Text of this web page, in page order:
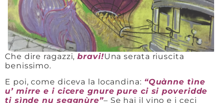
Che dire ragazzi,bravi!Una serata riuscita
benissimo.
E poi, come diceva la locandina: “Quànne tìne
u’ mirre e i cicere gnure pure ci si poveridde
ti sìnde nu seggnùre”– Se hai il vino e i ceci